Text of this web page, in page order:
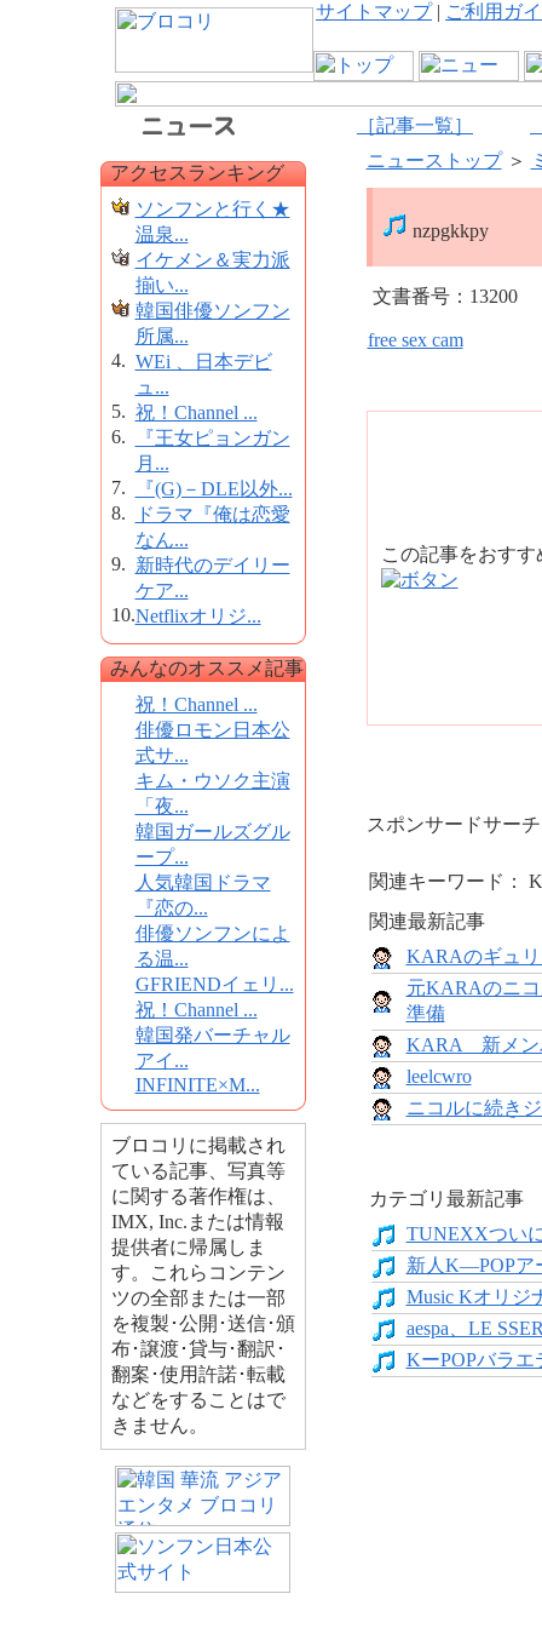
サイトマップ| ご利用ガ
［記事一覧］
アクセスランキング
ソンフンと行く★
温泉...
イケメン＆実力派
揃い...
韓国俳優ソンフン
所属...
4. WEi 、日本デビ
ュ...
5. 祝！Channel ...
6.
『王女ピョンガン
月...
7.
『(G)－DLE以外...
8.
ドラマ『俺は恋愛
なん...
9. 新時代のデイリー
ケア...
10.Netflixオリジ...
みんなのオススメ記事
祝！Channel ...
俳優ロモン日本公
式サ...
キム・ウソク主演
「夜...
韓国ガールズグル
ープ...
人気韓国ドラマ
『恋の...
俳優ソンフンによ
る温...
GFRIENDイェリ...
祝！Channel ...
韓国発バーチャル
アイ...
INFINITE×M...
ブロコリに掲載され
ている記事、写真等
に関する著作権は、
IMX, Inc.または情報
提供者に帰属しま
す。これらコンテン
ツの全部または一部
を複製･公開･送信･頒
布･譲渡･貸与･翻訳･
翻案･使用許諾･転載
などをすることはで
きません。
ニューストップ＞
nzpgkkpy
文書番号：13200
free sex cam
この記事をおす
スポンサードサーチ
関連キーワード：
関連最新記事
KARAのギュ
元KARAのニ
準備
KARA 新メン
leelcwro
ニコルに続き
カテゴリ最新記事
TUNEXXつい
新人K―POPア
Music Kオリジ
aespa、LE
KーPOPバラエ